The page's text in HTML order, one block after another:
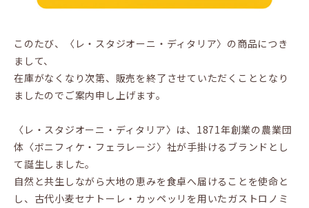
このたび、〈レ・スタジオーニ・ディタリア〉の商品につき
まして、
在庫がなくなり次第、販売を終了させていただくこととなり
ましたのでご案内申し上げます。
〈レ・スタジオーニ・ディタリア〉は、1871年創業の農業団
体〈ボニフィケ・フェラレージ〉社が手掛けるブランドとし
て誕生しました。
自然と共生しながら大地の恵みを食卓へ届けることを使命と
し、古代小麦セナトーレ・カッペッリを用いたガストロノミ